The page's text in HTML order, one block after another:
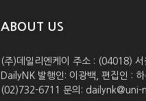
ABOUT US
(주)데일리엔케이 주소 : (04018)
DailyNK 발행인: 이광백, 편집인 :
(02)732-6711 문의: